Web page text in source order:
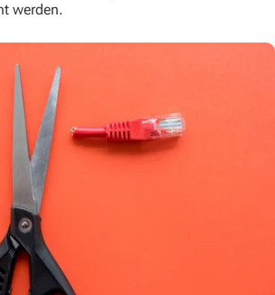
werden.